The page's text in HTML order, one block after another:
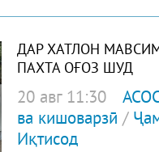
ДАР ХАТЛОН
ПАХТА ОҒОЗ ШУД
20 авг 11:30
ва кишоварзӣ /
Иқтисод